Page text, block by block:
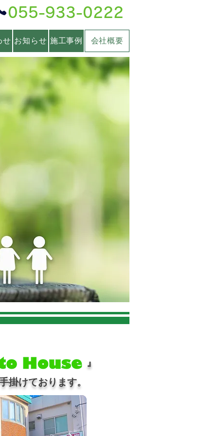
055-933-0222
せ お知らせ 施工事例 会社概要
築一戸建『 』
掛けております。